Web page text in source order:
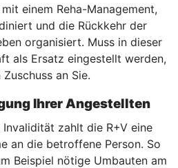
einem Reha-Management,
und die Rückkehr der
organisiert. Muss in dieser
als Ersatz eingestellt werden,
an Sie.
Ihrer Angestellten
zahlt die R+V eine
an die betroffene Person. So
Beispiel nötige Umbauten am